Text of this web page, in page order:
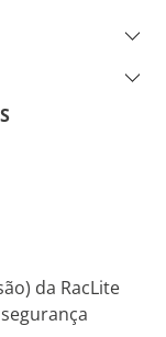
da RacLite